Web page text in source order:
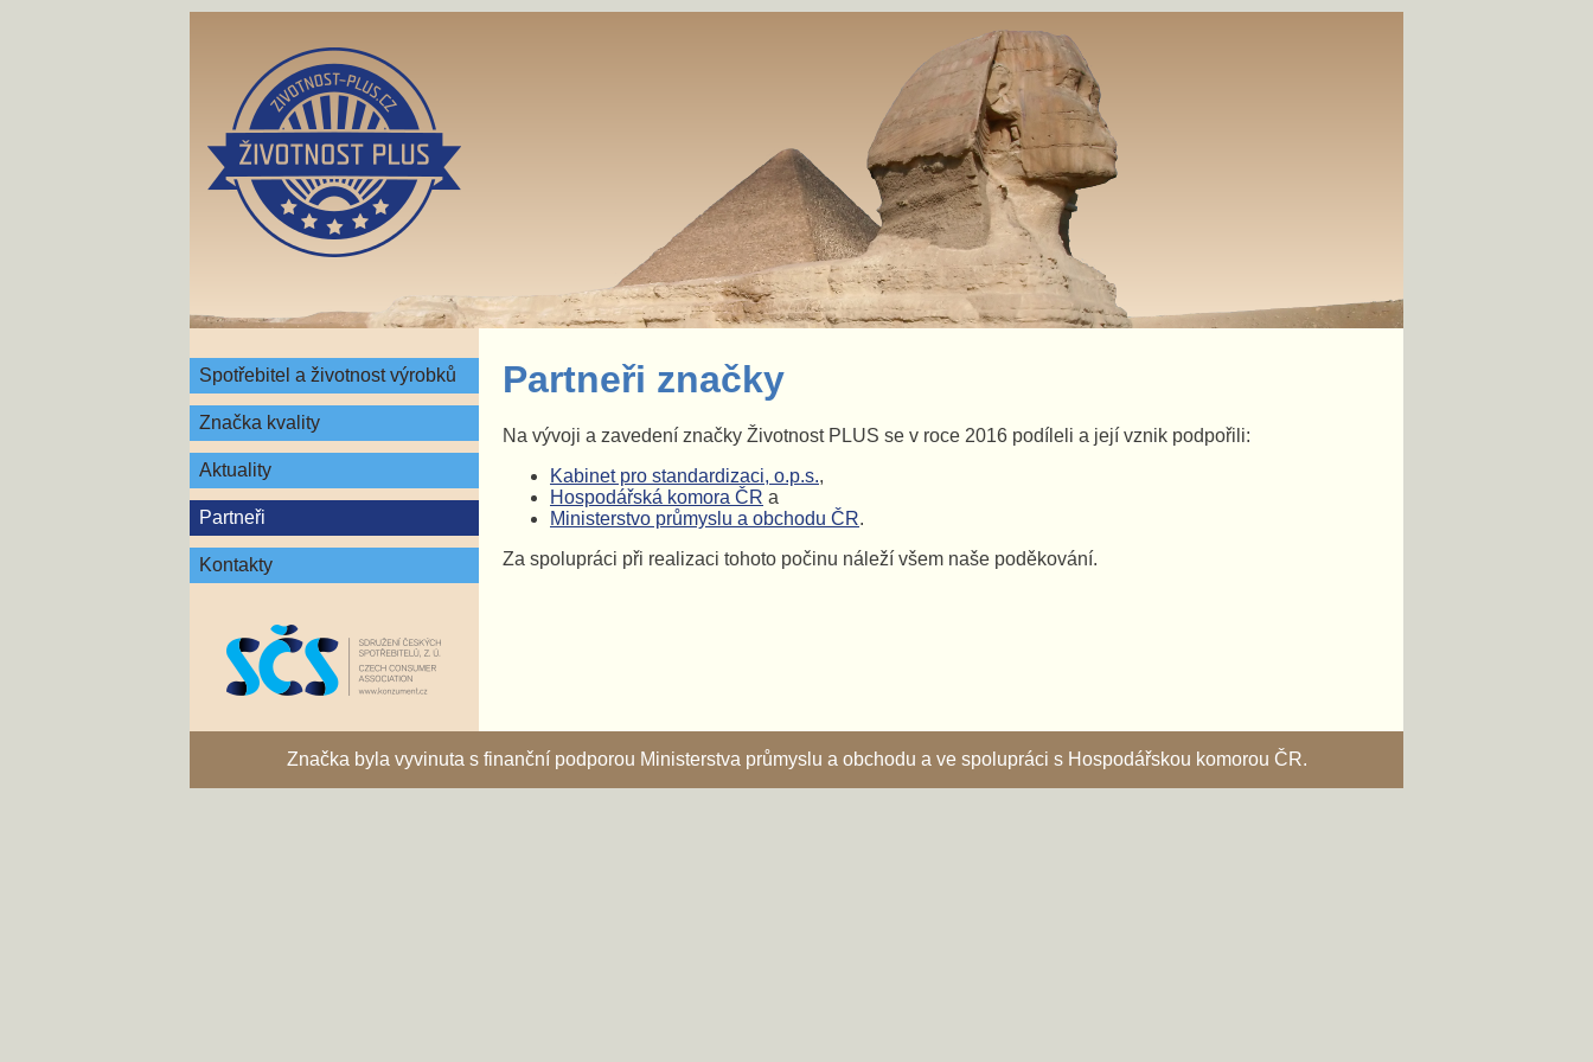
Spotřebitel a životnost výrobků
Značka kvality
Aktuality
Partneři
Kontakty
Partneři značky
Na vývoji a zavedení značky Životnost PLUS se v roce 2016 podíleli a její vznik podpořili:
Kabinet pro standardizaci, o.p.s.,
Hospodářská komora ČR a
Ministerstvo průmyslu a obchodu ČR.
Za spolupráci při realizaci tohoto počinu náleží všem naše poděkování.
Značka byla vyvinuta s finanční podporou Ministerstva průmyslu a obchodu a ve spolupráci s Hospodářskou komorou ČR.